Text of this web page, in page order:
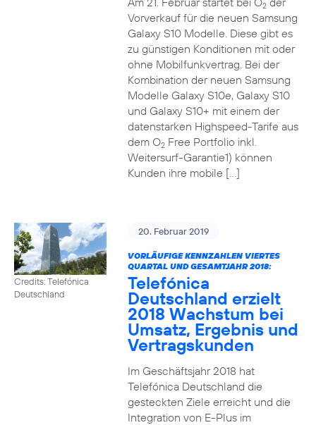
2
Vorverkauf für die neuen Samsung
Galaxy S10 Modelle. Diese gibt es
zu günstigen Konditionen mit oder
ohne Mobilfunkvertrag. Bei der
Kombination der neuen Samsung
Modelle Galaxy S10e, Galaxy S10
und Galaxy S10+ mit einem der
datenstarken Highspeed-Tarife aus
dem O2Free Portfolio inkl.
Weitersurf-Garantie1) können
Kunden ihre mobile […]
Credits: Telefónica
Deutschland
20. Februar 2019
VORLÄUFIGE KENNZAHLEN VIERTES
QUARTAL UND GESAMTJAHR 2018:
Telefónica
Deutschland erzielt
2018 Wachstum bei
Umsatz, Ergebnis und
Vertragskunden
Im Geschäftsjahr 2018 hat
Telefónica Deutschland die
gesteckten Ziele erreicht und die
Integration von E-Plus im